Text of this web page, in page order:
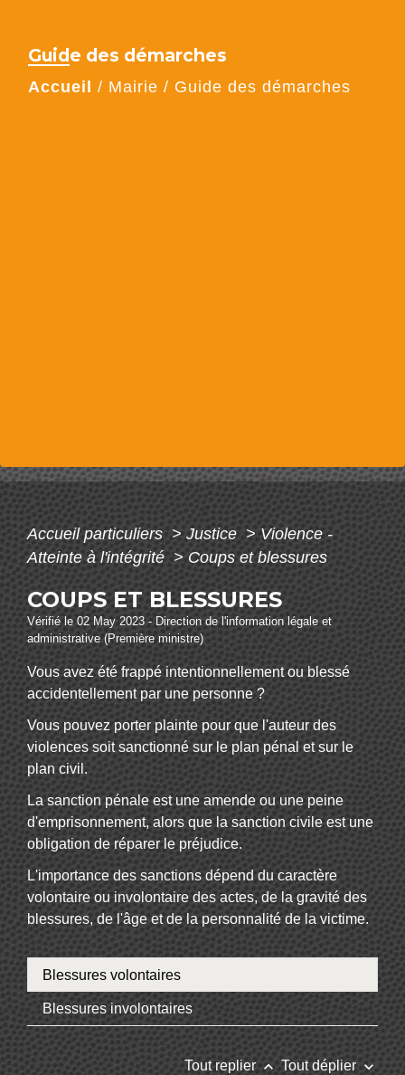
Guide des démarches
Accueil / Mairie / Guide des démarches
Accueil particuliers> Justice> Violence -
Atteinte à l'intégrité> Coups et blessures
COUPS ET BLESSURES
Vérifié le 02 May 2023 - Direction de l'information légale et
administrative (Première ministre)
Vous avez été frappé intentionnellement ou blessé
accidentellement par une personne ?
Vous pouvez porter plainte pour que l'auteur des
violences soit sanctionné sur le plan pénal et sur le
plan civil.
La sanction pénale est une amende ou une peine
d'emprisonnement, alors que la sanction civile est une
obligation de réparer le préjudice.
L'importance des sanctions dépend du caractère
volontaire ou involontaire des actes, de la gravité des
blessures, de l'âge et de la personnalité de la victime.
Blessures volontaires
Blessures involontaires
Tout replierkeyboard_arrow_up Tout déplierkeyboard_arrow_down